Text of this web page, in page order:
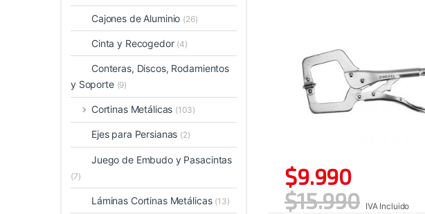
$9.990
$15.990 IVA Incluido
Cajones de Aluminio (26)
Cinta y Recogedor (4)
Conteras, Discos, Rodamientos
y Soporte (9)
Cortinas Metálicas (103)
Ejes para Persianas (2)
Juego de Embudo y Pasacintas
(7)
Láminas Cortinas Metálicas (13)